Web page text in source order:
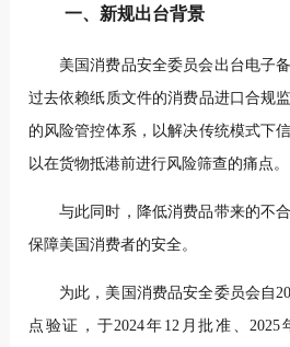
一、新规出台背景
美国消费品安全委员会出台电子
过去依赖纸质文件的消费品进口合规
的风险管控体系，以解决传统模式下
以在货物抵港前进行风险筛查的痛点。
与此同时，降低消费品带来的不
保障美国消费者的安全。
为此，美国消费品安全委员会自
点验证，于2024年12月批准、